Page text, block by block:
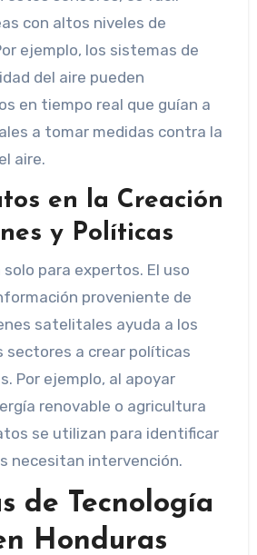
con altos niveles de
ejemplo, los sistemas de
del aire pueden
en tiempo real que guían a
a tomar medidas contra la
aire.
en la Creación
y Políticas
para expertos. El uso
proveniente de
satelitales ayuda a los
sectores a crear políticas
Por ejemplo, al apoyar
renovable o agricultura
se utilizan para identificar
necesitan intervención.
de Tecnología
Honduras